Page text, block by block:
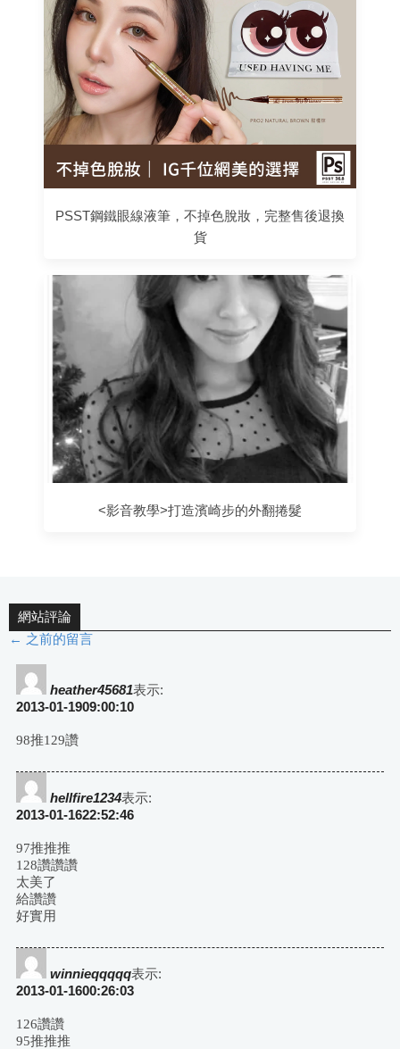
PSST鋼鐵眼線液筆，不掉色脫妝，完整售後退換
貨
<影音教學>打造濱崎步的外翻捲髮
網站評論
評
論
導
航
← 之前的留言
heather45681表示:
2013-01-1909:00:10
98推129讚
hellfire1234表示:
2013-01-1622:52:46
97推推推
128讚讚讚
太美了
給讚讚
好實用
winnieqqqqq表示:
2013-01-1600:26:03
126讚讚
95推推推